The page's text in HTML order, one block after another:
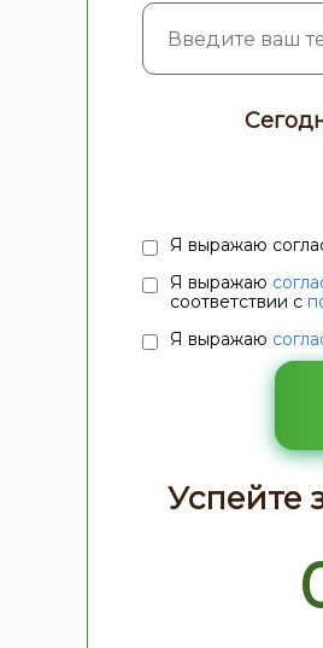
Я выражаю
Я выражаю
соответствии с
Я выражаю
Успейте